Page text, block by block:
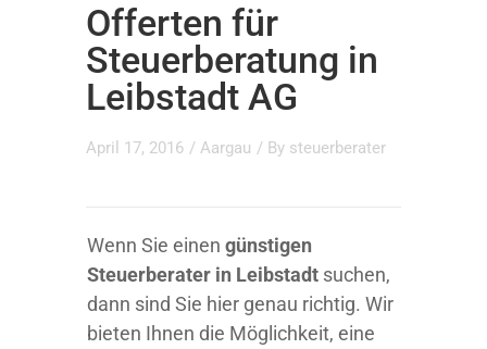
Offerten für
Steuerberatung in
Leibstadt AG
April 17, 2016 / Aargau / By steuerberater
Wenn Sie einen günstigen
Steuerberater in Leibstadt suchen,
dann sind Sie hier genau richtig. Wir
bieten Ihnen die Möglichkeit, eine